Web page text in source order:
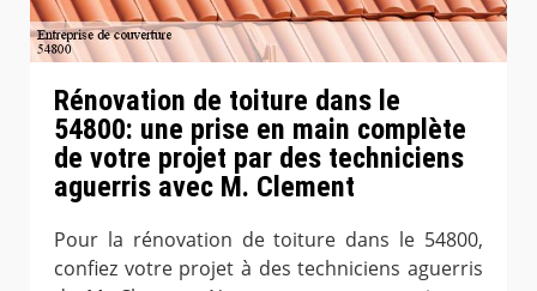
Rénovation de toiture dans le
54800: une prise en main complète
de votre projet par des techniciens
aguerris avec M. Clement
Pour la rénovation de toiture dans le 54800,
confiez votre projet à des techniciens aguerris